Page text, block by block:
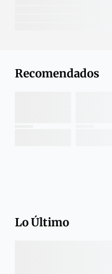
Recomendados
Lo Último